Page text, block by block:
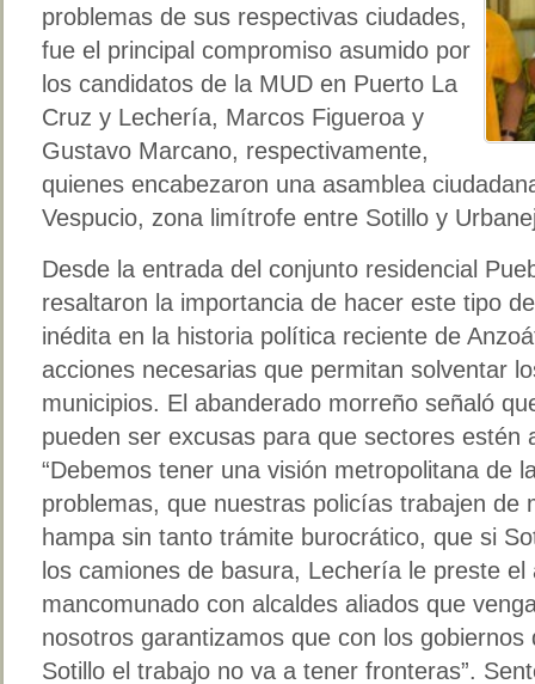
problemas de sus respectivas ciudades,
fue el principal compromiso asumido por
los candidatos de la MUD en Puerto La
Cruz y Lechería, Marcos Figueroa y
Gustavo Marcano, respectivamente,
quienes encabezaron una asamblea
Vespucio, zona limítrofe entre Sotillo y
Desde la entrada del conjunto residencial
resaltaron la importancia de hacer este tipo
inédita en la historia política reciente de
acciones necesarias que permitan solventar
municipios. El abanderado morreño señaló
pueden ser excusas para que sectores estén
“Debemos tener una visión metropolitana de
problemas, que nuestras policías trabajen de
hampa sin tanto trámite burocrático, que si
los camiones de basura, Lechería le preste
mancomunado con alcaldes aliados que
nosotros garantizamos que con los gobiernos
Sotillo el trabajo no va a tener fronteras”.